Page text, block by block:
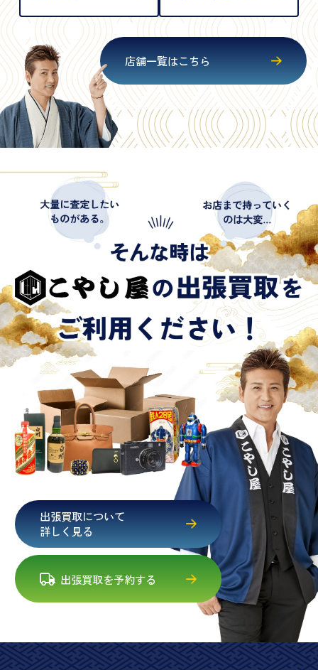
店舗一覧はこちら
出張買取について
詳しく見る
出張買取を予約する